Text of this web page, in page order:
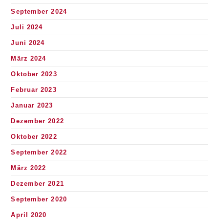
September 2024
Juli 2024
Juni 2024
März 2024
Oktober 2023
Februar 2023
Januar 2023
Dezember 2022
Oktober 2022
September 2022
März 2022
Dezember 2021
September 2020
April 2020